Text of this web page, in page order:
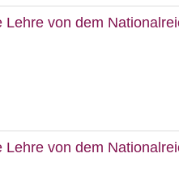
von dem
von dem